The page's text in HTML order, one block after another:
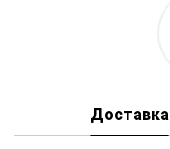
Доставка